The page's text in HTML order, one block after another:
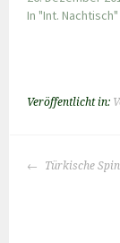
In "Int. Nachtisch"
Veröffentlicht in:
Türkische